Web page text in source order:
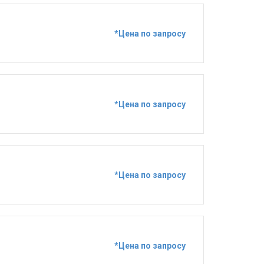
*Цена по запросу
*Цена по запросу
*Цена по запросу
*Цена по запросу